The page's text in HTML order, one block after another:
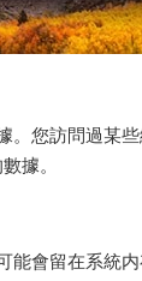
。您訪問過某
據。
能會留在系統